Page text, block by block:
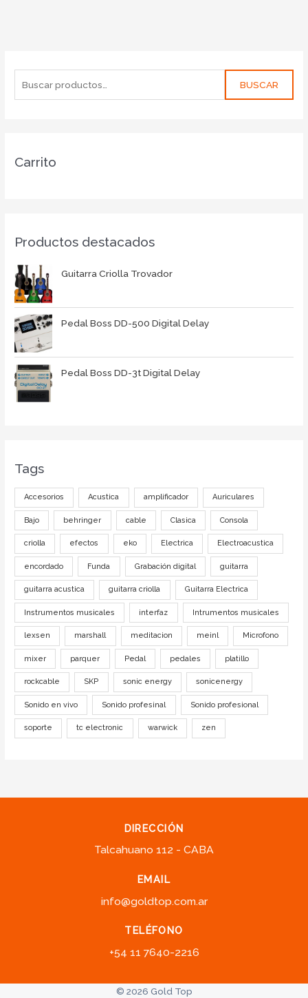
BUSCAR
Carrito
Productos destacados
Guitarra Criolla Trovador
Pedal Boss DD-500 Digital Delay
Pedal Boss DD-3t Digital Delay
Tags
Accesorios Acustica amplificador Auriculares
Bajo behringer cable Clasica Consola
criolla efectos eko Electrica Electroacustica
encordado Funda Grabación digital guitarra
guitarra acustica guitarra criolla Guitarra Electrica
Instrumentos musicales interfaz Intrumentos musicales
lexsen marshall meditacion meinl Microfono
mixer parquer Pedal pedales platillo
rockcable SKP sonic energy sonicenergy
Sonido en vivo Sonido profesinal Sonido profesional
soporte tc electronic warwick zen
DIRECCIÓN
Talcahuano 112 - CABA
EMAIL
info@goldtop.com.ar
TELÉFONO
+54 11 7640-2216
© 2026 Gold Top